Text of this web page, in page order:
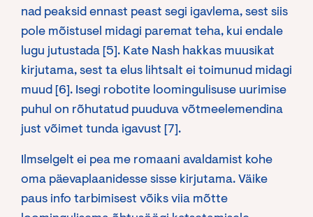
nad peaksid ennast peast segi igavlema, sest siis
pole mõistusel midagi paremat teha, kui endale
lugu jutustada [5]. Kate Nash hakkas muusikat
kirjutama, sest ta elus lihtsalt ei toimunud midagi
muud [6]. Isegi robotite loomingulisuse uurimise
puhul on rõhutatud puuduva võtmeelemendina
just võimet tunda igavust [7].
Ilmselgelt ei pea me romaani avaldamist kohe
oma päevaplaanidesse sisse kirjutama. Väike
paus info tarbimisest võiks viia mõtte